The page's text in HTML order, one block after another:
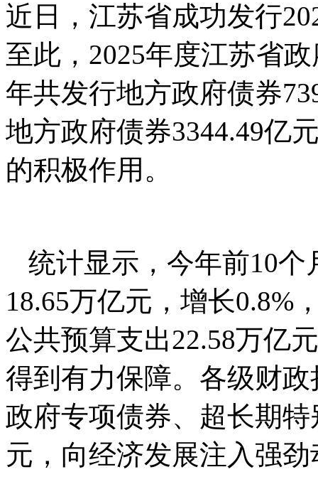
近日，江苏省成功发行
至此，2025年度江苏省
年共发行地方政府债券
地方政府债券3344.49亿
的积极作用。
统计显示，今年前10
18.65万亿元，增长0.8%
公共预算支出22.58万亿
得到有力保障。各级财
政府专项债券、超长期
元，向经济发展注入强劲